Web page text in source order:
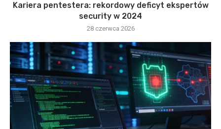
Kariera pentestera: rekordowy deficyt ekspertów
security w 2024
28 czerwca 2026